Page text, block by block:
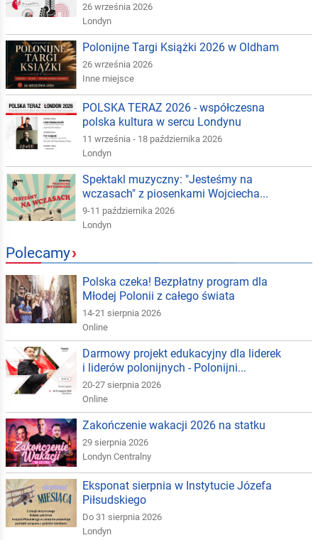
26 września 2026
Londyn
Polonijne Targi Książki 2026 w Oldham
26 września 2026
Inne miejsce
POLSKA TERAZ 2026 - współczesna
polska kultura w sercu Londynu
11 września - 18 października 2026
Londyn
Spektakl muzyczny: "Jesteśmy na
wczasach" z piosenkami Wojciecha...
9-11 października 2026
Londyn
Polecamy›
Polska czeka! Bezpłatny program dla
Młodej Polonii z całego świata
14-21 sierpnia 2026
Online
Darmowy projekt edukacyjny dla liderek
i liderów polonijnych - Polonijni...
20-27 sierpnia 2026
Online
Zakończenie wakacji 2026 na statku
29 sierpnia 2026
Londyn Centralny
Eksponat sierpnia w Instytucie Józefa
Piłsudskiego
Do 31 sierpnia 2026
Londyn